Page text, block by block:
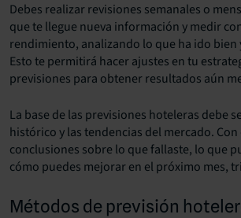
Debes realizar revisiones semanales o
que te llegue nueva información y medir
rendimiento, analizando lo que ha ido bien
Esto te permitirá hacer ajustes en tu
previsiones para obtener resultados aún
La base de las previsiones hoteleras debe
histórico y las tendencias del mercado.
conclusiones sobre lo que fallaste, lo que
cómo puedes mejorar en el próximo mes,
Métodos de previsión